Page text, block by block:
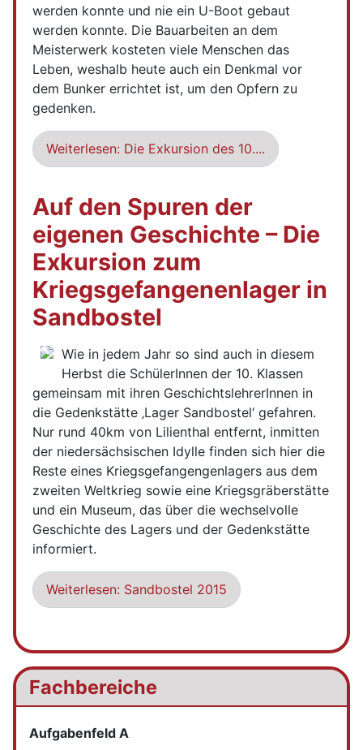
Fachbereiche
Aufgabenfeld A
werden konnte und nie ein U-Boot gebaut
werden konnte. Die Bauarbeiten an dem
Meisterwerk kosteten viele Menschen das
Leben, weshalb heute auch ein Denkmal vor
dem Bunker errichtet ist, um den Opfern zu
gedenken.
Weiterlesen: Die Exkursion des 10....
Auf den Spuren der
eigenen Geschichte – Die
Exkursion zum
Kriegsgefangenenlager in
Sandbostel
Wie in jedem Jahr so sind auch in diesem
Herbst die SchülerInnen der 10. Klassen
gemeinsam mit ihren GeschichtslehrerInnen in
die Gedenkstätte ‚Lager Sandbostel‘ gefahren.
Nur rund 40km von Lilienthal entfernt, inmitten
der niedersächsischen Idylle finden sich hier die
Reste eines Kriegsgefangengenlagers aus dem
zweiten Weltkrieg sowie eine Kriegsgräberstätte
und ein Museum, das über die wechselvolle
Geschichte des Lagers und der Gedenkstätte
informiert.
Weiterlesen: Sandbostel 2015